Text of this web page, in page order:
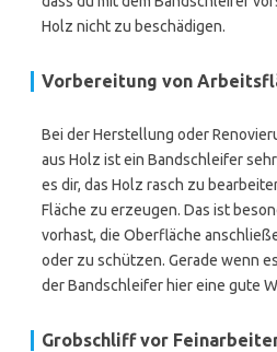
Holz nicht zu beschädigen.
Vorbereitung von
Bei der Herstellung oder
aus Holz ist ein Bandschleifer
es dir, das Holz rasch zu
Fläche zu erzeugen. Das ist
vorhast, die Oberfläche
oder zu schützen. Gerade wenn
der Bandschleifer hier eine gute
Grobschliff vor